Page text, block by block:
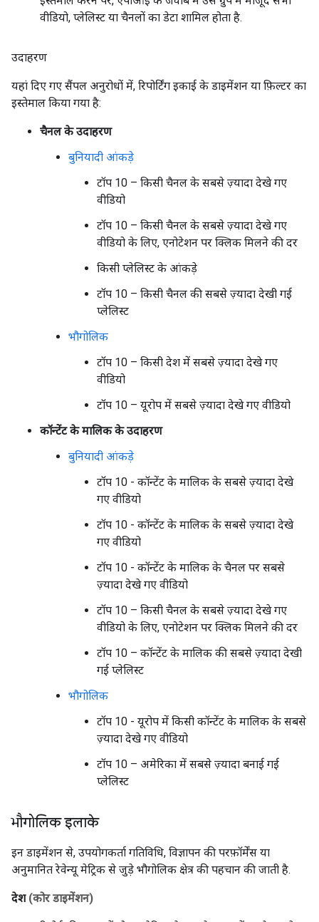
वीडियो, प्लेलिस्ट या चैनलों का डेटा शामिल होता है.
उदाहरण
यहां दिए गए सैंपल अनुरोधों में, रिपोर्टिंग इकाई के डाइमेंशन या फ़िल्टर का
इस्तेमाल किया गया है:
चैनल के उदाहरण
बुनियादी आंकड़े
टॉप 10 – किसी चैनल के सबसे ज़्यादा देखे गए
वीडियो
टॉप 10 – किसी चैनल के सबसे ज़्यादा देखे गए
वीडियो के लिए, एनोटेशन पर क्लिक मिलने की दर
किसी प्लेलिस्ट के आंकड़े
टॉप 10 – किसी चैनल की सबसे ज़्यादा देखी गई
प्लेलिस्ट
भौगोलिक
टॉप 10 – किसी देश में सबसे ज़्यादा देखे गए
वीडियो
टॉप 10 – यूरोप में सबसे ज़्यादा देखे गए वीडियो
कॉन्टेंट के मालिक के उदाहरण
बुनियादी आंकड़े
टॉप 10 - कॉन्टेंट के मालिक के सबसे ज़्यादा देखे
गए वीडियो
टॉप 10 - कॉन्टेंट के मालिक के सबसे ज़्यादा देखे
गए वीडियो
टॉप 10 - कॉन्टेंट के मालिक के चैनल पर सबसे
ज़्यादा देखे गए वीडियो
टॉप 10 – किसी चैनल के सबसे ज़्यादा देखे गए
वीडियो के लिए, एनोटेशन पर क्लिक मिलने की दर
टॉप 10 – कॉन्टेंट के मालिक की सबसे ज़्यादा देखी
गई प्लेलिस्ट
भौगोलिक
टॉप 10 - यूरोप में किसी कॉन्टेंट के मालिक के सबसे
ज़्यादा देखे गए वीडियो
टॉप 10 – अमेरिका में सबसे ज़्यादा बनाई गई
प्लेलिस्ट
भौगोलिक इलाके
इन डाइमेंशन से, उपयोगकर्ता गतिविधि, विज्ञापन की परफ़ॉर्मेंस या
अनुमानित रेवेन्यू मेट्रिक से जुड़े भौगोलिक क्षेत्र की पहचान की जाती है.
देश (कोर डाइमेंशन)